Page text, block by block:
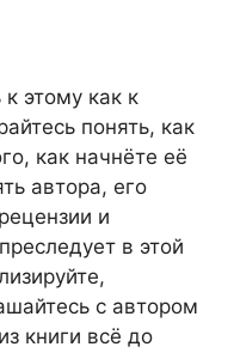
к этому как к
понять, как
как начнёте её
автора, его
и
в этой
с автором
книги всё до